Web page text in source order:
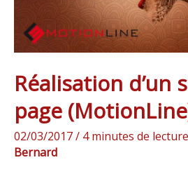
Réalisation d’un
page
02/03/2017/ 4 minutes de lecture
Bernard